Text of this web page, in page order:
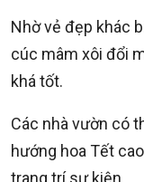
Nhờ vẻ đẹp khác
cúc mâm xôi đổi
khá tốt.
Các nhà vườn có
hướng hoa Tết
trang trí sự kiện.